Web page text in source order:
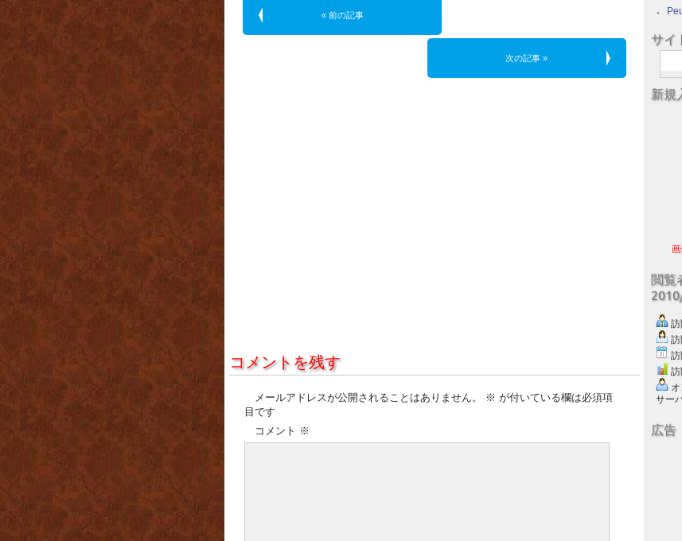
« 前の記事
次の記事 »
コメントを残す
メールアドレスが公開されることはありません。 ※ が付いている欄は必須項
目です
コメント ※
サイ
新規
閲覧
訪
訪
オ
サー
広告